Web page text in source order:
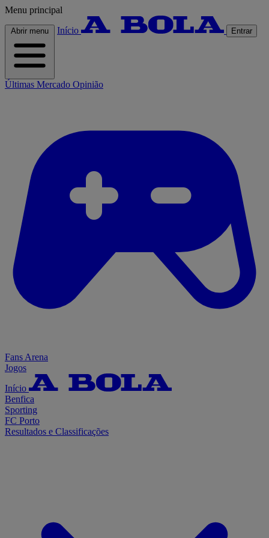
Menu principal
Abrir menu Início Entrar
Últimas Mercado Opinião
Fans Arena
Jogos
Início
Benfica
Sporting
FC Porto
Resultados e Classificações